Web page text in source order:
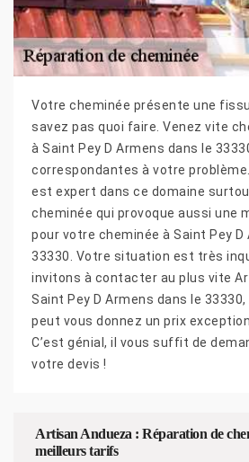
Votre cheminée présente une
savez pas quoi faire. Venez vite
à Saint Pey D Armens dans le
correspondantes à votre
est expert dans ce domaine
cheminée qui provoque aussi une
pour votre cheminée à Saint Pey D
33330. Votre situation est très
invitons à contacter au plus vite
Saint Pey D Armens dans le
peut vous donnez un prix
C’est génial, il vous suffit de
votre devis !
Artisan Andueza : Réparation de
meilleurs tarifs